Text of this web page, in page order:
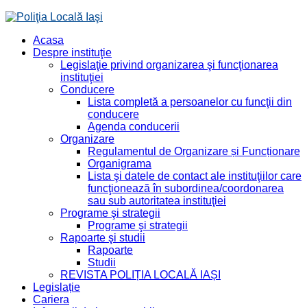
Acasa
Despre instituţie
Legislaţie privind organizarea şi funcţionarea
instituţiei
Conducere
Lista completă a persoanelor cu funcţii din
conducere
Agenda conducerii
Organizare
Regulamentul de Organizare și Funcționare
Organigrama
Lista şi datele de contact ale instituţiilor care
funcţionează în subordinea/coordonarea
sau sub autoritatea instituţiei
Programe şi strategii
Programe şi strategii
Rapoarte şi studii
Rapoarte
Studii
REVISTA POLIȚIA LOCALĂ IAȘI
Legislație
Cariera